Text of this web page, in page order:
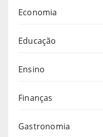
Economia
Educação
Ensino
Finanças
Gastronomia